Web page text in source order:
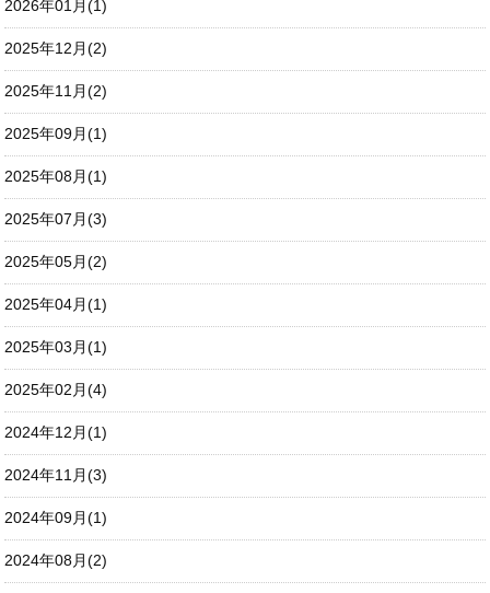
2026年01月(1)
2025年12月(2)
2025年11月(2)
2025年09月(1)
2025年08月(1)
2025年07月(3)
2025年05月(2)
2025年04月(1)
2025年03月(1)
2025年02月(4)
2024年12月(1)
2024年11月(3)
2024年09月(1)
2024年08月(2)